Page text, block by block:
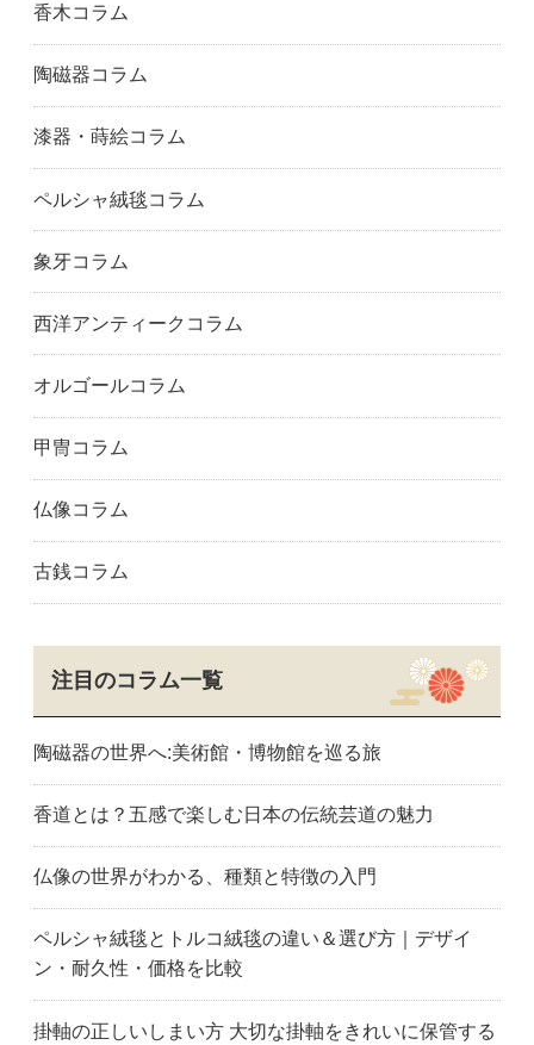
香木コラム
陶磁器コラム
漆器・蒔絵コラム
ペルシャ絨毯コラム
象牙コラム
西洋アンティークコラム
オルゴールコラム
甲冑コラム
仏像コラム
古銭コラム
注目のコラム一覧
陶磁器の世界へ:美術館・博物館を巡る旅
香道とは？五感で楽しむ日本の伝統芸道の魅力
仏像の世界がわかる、種類と特徴の入門
ペルシャ絨毯とトルコ絨毯の違い＆選び方｜デザイ
ン・耐久性・価格を比較
掛軸の正しいしまい方 大切な掛軸をきれいに保管する